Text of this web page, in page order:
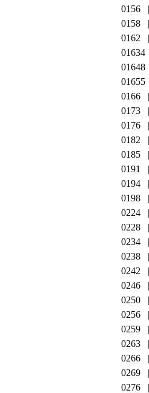
0156
0158
0162
01634
01648
01655
0166
0173
0176
0182
0185
0191
0194
0198
0224
0228
0234
0238
0242
0246
0250
0256
0259
0263
0266
0269
0276